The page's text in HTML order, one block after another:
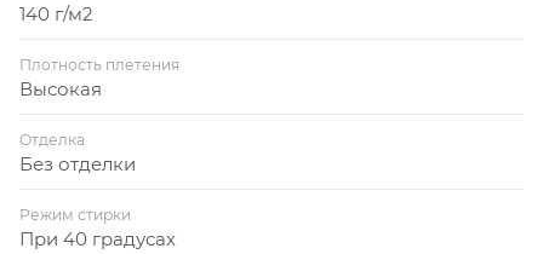
140 г/м2
Плотность плетения
Высокая
Отделка
Без отделки
Режим стирки
При 40 градусах